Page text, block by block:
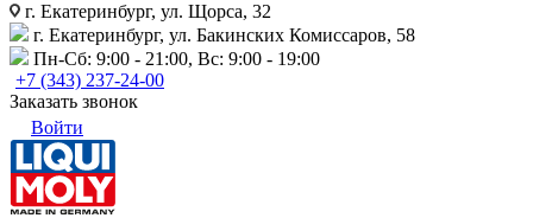
г. Екатеринбург, ул. Щорса, 32
г. Екатеринбург, ул. Бакинских Комиссаров, 58
Пн-Сб: 9:00 - 21:00, Вс: 9:00 - 19:00
+7 (343) 237-24-00
Заказать звонок
Войти